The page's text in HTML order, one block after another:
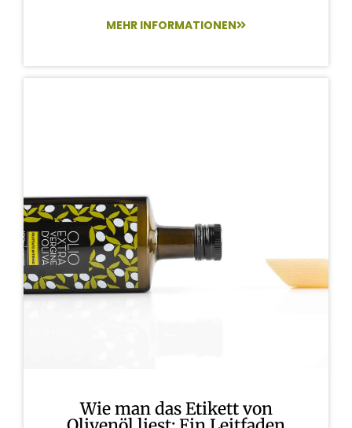
MEHR INFORMATIONEN
Wie man das Etikett von